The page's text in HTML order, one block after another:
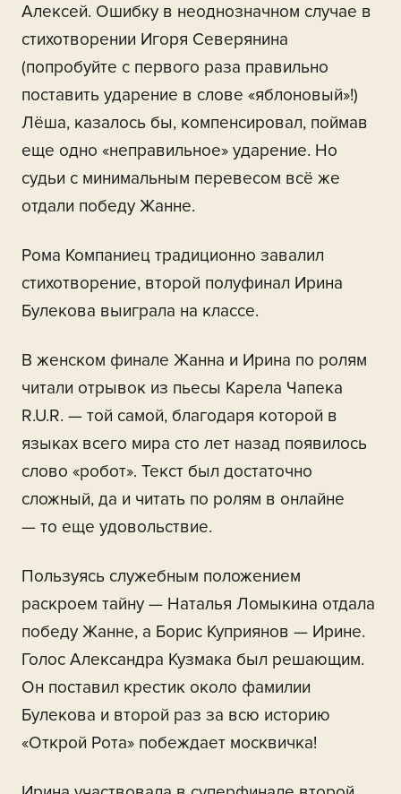
Алексей. Ошибку в неоднозначном случае в
стихотворении Игоря Северянина
(попробуйте с первого раза правильно
поставить ударение в слове «яблоновый»!)
Лёша, казалось бы, компенсировал, поймав
еще одно «неправильное» ударение. Но
судьи с минимальным перевесом всё же
отдали победу Жанне.
Рома Компаниец традиционно завалил
стихотворение, второй полуфинал Ирина
Булекова выиграла на классе.
В женском финале Жанна и Ирина по ролям
читали отрывок из пьесы Карела Чапека
R.U.R. — той самой, благодаря которой в
языках всего мира сто лет назад появилось
слово «робот». Текст был достаточно
сложный, да и читать по ролям в онлайне
— то еще удовольствие.
Пользуясь служебным положением
раскроем тайну — Наталья Ломыкина отдала
победу Жанне, а Борис Куприянов — Ирине.
Голос Александра Кузмака был решающим.
Он поставил крестик около фамилии
Булекова и второй раз за всю историю
«Открой Рота» побеждает москвичка!